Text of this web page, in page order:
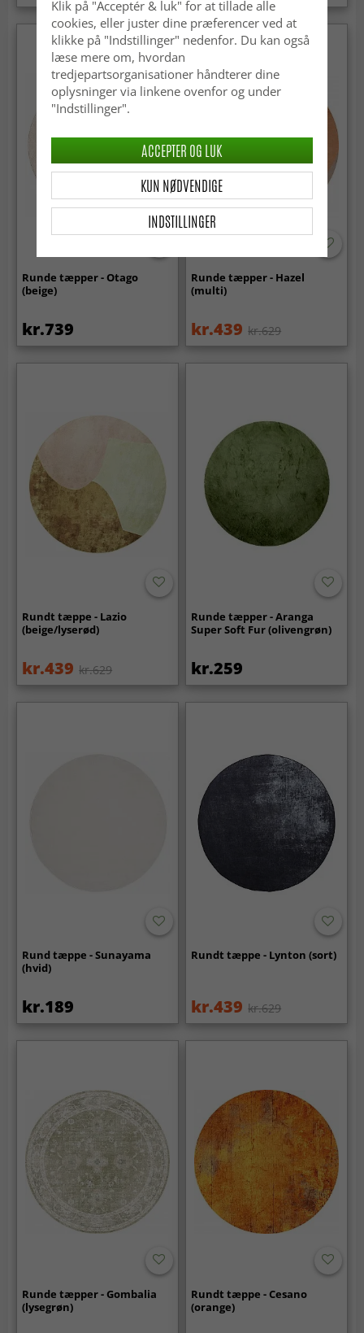
Runde tæpper - Otago
(beige)
kr.739
Runde tæpper - Hazel
(multi)
kr.439 kr.629
Rundt tæppe - Lazio
(beige/lyserød)
kr.439 kr.629
Runde tæpper - Aranga
Super Soft Fur (olivengrøn)
kr.259
Rund tæppe - Sunayama
(hvid)
kr.189
Rundt tæppe - Lynton (sort)
kr.439 kr.629
Runde tæpper - Gombalia
(lysegrøn)
Rundt tæppe - Cesano
(orange)
Klik på "Acceptér & luk" for at tillade alle
cookies, eller juster dine præferencer ved at
klikke på "Indstillinger" nedenfor. Du kan også
læse mere om, hvordan
tredjepartsorganisationer håndterer dine
oplysninger via linkene ovenfor og under
"Indstillinger".
INDSTILLINGER
KUN NØDVENDIGE
ACCEPTER OG LUK